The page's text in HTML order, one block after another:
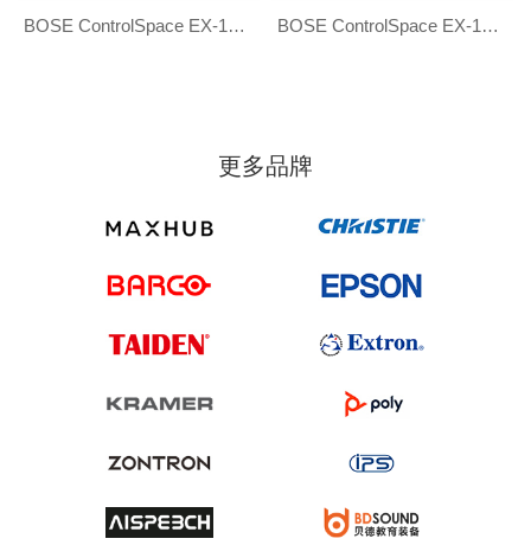
BOSE ControlSpace EX-12AEC 远程会议音频处理器 BOSE ControlSpace EX-1280 数字音频处理器
更多品牌